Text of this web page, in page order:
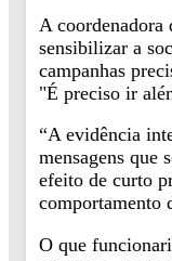
A coordenadora
sensibilizar a
campanhas
"É preciso ir
“A evidência
mensagens que
efeito de curto
comportamento
O que